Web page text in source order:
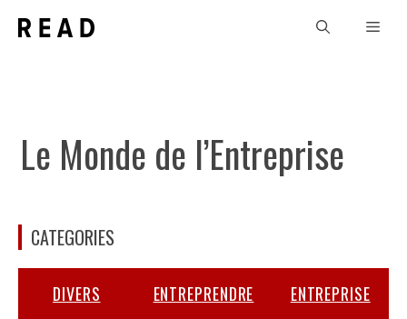
Le Monde de l’Entreprise
CATEGORIES
DIVERS ENTREPRENDRE ENTREPRISE